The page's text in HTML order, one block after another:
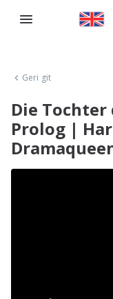
Geri git
Die Tochter
Prolog |